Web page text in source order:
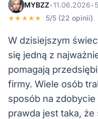
MYBZZ•11.06.2026•
★★★★★
5/5 (22 opinii)
W dzisiejszym
się jedną z
pomagają
firmy. Wiele osób
sposób na
prawda jest taka,